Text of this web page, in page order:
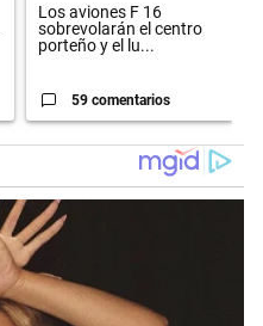
Los aviones F 16
sobrevolarán el centro
porteño y el lu...
59 comentarios